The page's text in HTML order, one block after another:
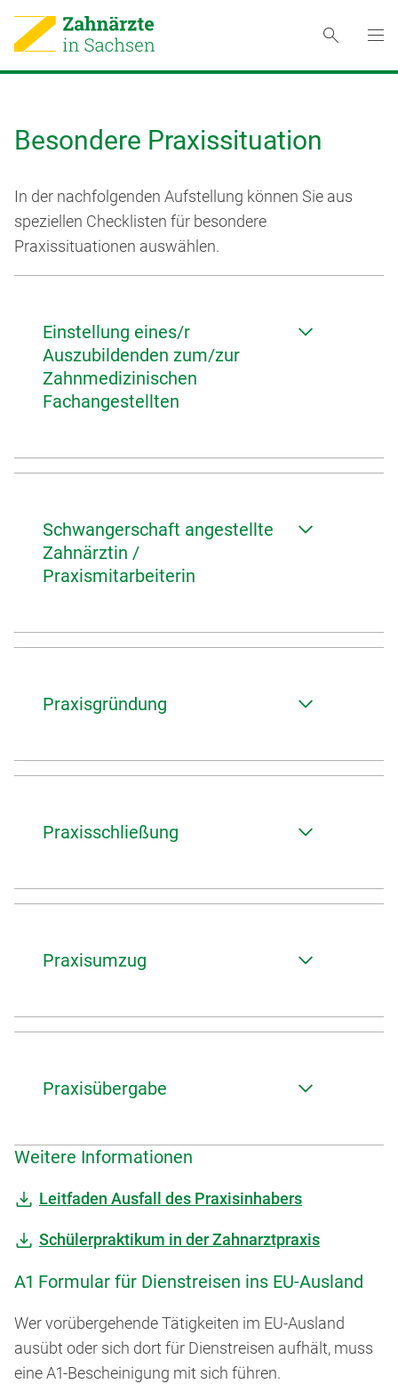
Besondere Praxissituation
In der nachfolgenden Aufstellung können Sie aus
speziellen Checklisten für besondere
Praxissituationen auswählen.
Einstellung eines/r
Auszubildenden zum/zur
Zahnmedizinischen
Fachangestellten
Schwangerschaft angestellte
Zahnärztin /
Praxismitarbeiterin
Praxisgründung
Praxisschließung
Praxisumzug
Praxisübergabe
Weitere Informationen
Leitfaden Ausfall des Praxisinhabers
Schülerpraktikum in der Zahnarztpraxis
A1 Formular für Dienstreisen ins EU-Ausland
Wer vorübergehende Tätigkeiten im EU-Ausland
ausübt oder sich dort für Dienstreisen aufhält, muss
eine A1-Bescheinigung mit sich führen.